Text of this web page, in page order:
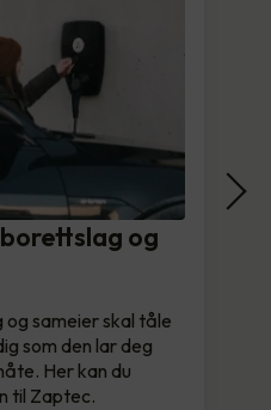
og
og sameier skal tåle
som den lar deg
Her kan du
til Zaptec.